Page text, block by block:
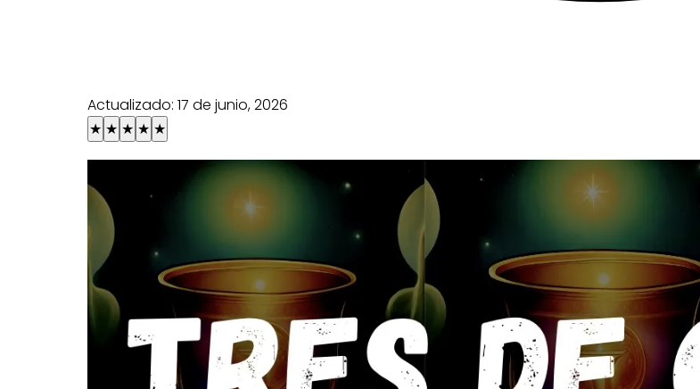
Actualizado: 17 de junio, 2026
★ ★ ★ ★ ★